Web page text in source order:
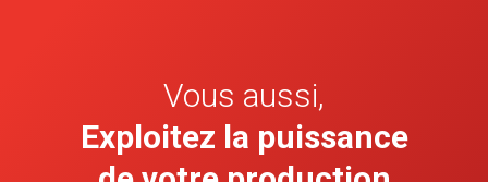
Vous aussi,
Exploitez la puissance